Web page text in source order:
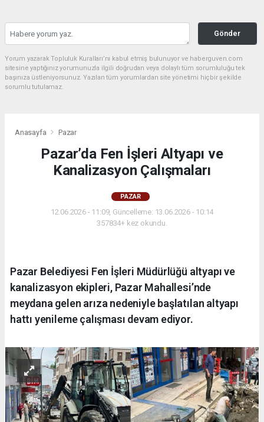
Gönder
Yorum yazarak Topluluk Kuralları’nı kabul etmiş bulunuyor ve haberguven.com
sitesine yaptığınız yorumunuzla ilgili doğrudan veya dolaylı tüm sorumluluğu tek
başınıza üstleniyorsunuz. Yazılan tüm yorumlardan site yönetimi hiçbir şekilde
sorumlu tutulamaz.
Anasayfa Pazar
Pazar’da Fen İşleri Altyapı ve
Kanalizasyon Çalışmaları
PAZAR
12.06.2026 - 11:09, Güncelleme: 13.06.2026 - 10:14
357834+ kez okundu.
Pazar Belediyesi Fen İşleri Müdürlüğü altyapı ve
kanalizasyon ekipleri, Pazar Mahallesi’nde
meydana gelen arıza nedeniyle başlatılan altyapı
hattı yenileme çalışması devam ediyor.